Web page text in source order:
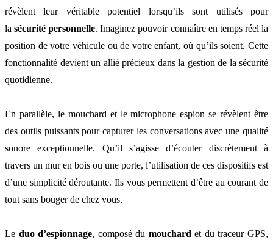
révèlent leur véritable potentiel lorsqu’ils sont utilisés pour
lasécurité personnelle. Imaginez pouvoir connaître en temps réel la
position de votre véhicule ou de votre enfant, où qu’ils soient. Cette
fonctionnalité devient un allié précieux dans la gestion de la sécurité
quotidienne.
En parallèle, le mouchard et le microphone espion se révèlent être
des outils puissants pour capturer les conversations avec une qualité
sonore exceptionnelle. Qu’il s’agisse d’écouter discrètement à
travers un mur en bois ou une porte, l’utilisation de ces dispositifs est
d’une simplicité déroutante. Ils vous permettent d’être au courant de
tout sans bouger de chez vous.
Le duo d’espionnage, composé du mouchard et du traceur GPS,